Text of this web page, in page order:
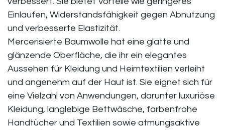
Einlaufen, Widerstandsfähigkeit gegen Abnutzung
und verbesserte Elastizität.
Mercerisierte Baumwolle hat eine glatte und
glänzende Oberfläche, die ihr ein elegantes
Aussehen für Kleidung und Heimtextilien verleiht
und angenehm auf der Haut ist. Sie eignet sich für
eine Vielzahl von Anwendungen, darunter luxuriöse
Kleidung, langlebige Bettwäsche, farbenfrohe
Handtücher und Textilien sowie atmungsaktive